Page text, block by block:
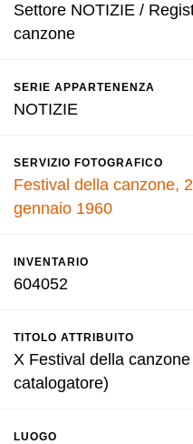
Settore NOTIZIE /
canzone
SERIE APPARTENENZA
NOTIZIE
SERVIZIO FOTOGRAFICO
Festival della canzone,
gennaio 1960
INVENTARIO
604052
TITOLO ATTRIBUITO
X Festival della
catalogatore)
LUOGO